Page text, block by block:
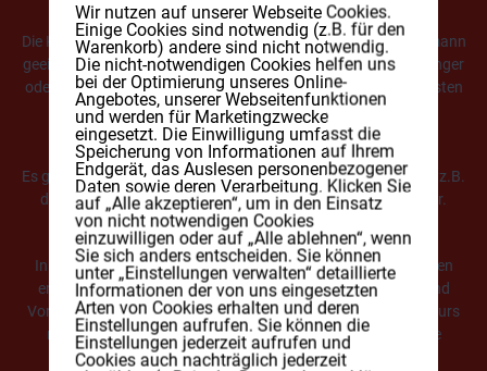
Die Kurse in der Powerschmiede sind grundsätzlich für Jedermann
geeignet und jeder wird gefordert und gefördert. Egal ob Anfänger
oder Fortgeschrittener, jedes Leistungslevel wird auf seine Kosten
kommen.
Es gibt Kurse für die man keinerlei Vorkenntnisse benötigt, wie z.B.
der SPORTKURS. Dieser eignet sich perfekt für alle Einsteiger.
In unseren Kettlebellkursen müssen gewisse Voraussetzungen
erfüllt werden. Im Umgang mit der Kugelhantel sind zwingend
Vorkenntnisse erforderlich, die in der Kürze der Zeit in einem Kurs
nicht vermittelt werden können. Dafür gibt es aber spezielle
Workshops und Seminare.
Wir nutzen auf unserer Webseite Cookies.
Einige Cookies sind notwendig (z.B. für den
Warenkorb) andere sind nicht notwendig.
Die nicht-notwendigen Cookies helfen uns
bei der Optimierung unseres Online-
Angebotes, unserer Webseitenfunktionen
und werden für Marketingzwecke
eingesetzt. Die Einwilligung umfasst die
Speicherung von Informationen auf Ihrem
Endgerät, das Auslesen personenbezogener
Daten sowie deren Verarbeitung. Klicken Sie
auf „Alle akzeptieren“, um in den Einsatz
von nicht notwendigen Cookies
einzuwilligen oder auf „Alle ablehnen“, wenn
Sie sich anders entscheiden. Sie können
unter „Einstellungen verwalten“ detaillierte
Informationen der von uns eingesetzten
Arten von Cookies erhalten und deren
Einstellungen aufrufen. Sie können die
Einstellungen jederzeit aufrufen und
Cookies auch nachträglich jederzeit